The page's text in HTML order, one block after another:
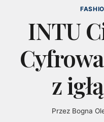
INTU
z
Przez Bogna